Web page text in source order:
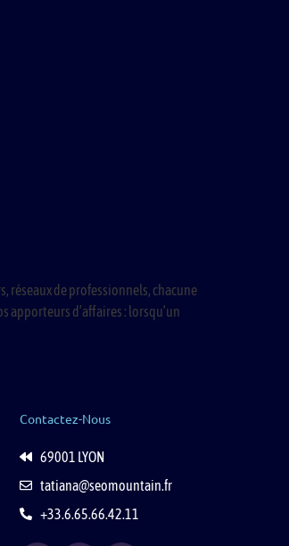
réseaux de professionnels, chacune
apporteurs d’affaires : lorsqu’un
Contactez-Nous
69001 LYON
tatiana@seomountain.fr
+33.6.65.66.42.11